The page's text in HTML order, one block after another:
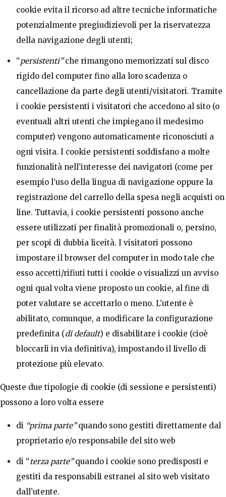
cookie evita il ricorso ad altre tecniche informatiche
potenzialmente pregiudizievoli per la riservatezza
della navigazione degli utenti;
“persistenti”che rimangono memorizzati sul disco
rigido del computer fino alla loro scadenza o
cancellazione da parte degli utenti/visitatori. Tramite
i cookie persistenti i visitatori che accedono al sito (o
eventuali altri utenti che impiegano il medesimo
computer) vengono automaticamente riconosciuti a
ogni visita. I cookie persistenti soddisfano a molte
funzionalità nell’interesse dei navigatori (come per
esempio l’uso della lingua di navigazione oppure la
registrazione del carrello della spesa negli acquisti on
line. Tuttavia, i cookie persistenti possono anche
essere utilizzati per finalità promozionali o, persino,
per scopi di dubbia liceità. I visitatori possono
impostare il browser del computer in modo tale che
esso accetti/rifiuti tutti i cookie o visualizzi un avviso
ogni qual volta viene proposto un cookie, al fine di
poter valutare se accettarlo o meno. L’utente è
abilitato, comunque, a modificare la configurazione
predefinita (di default) e disabilitare i cookie (cioè
bloccarli in via definitiva), impostando il livello di
protezione più elevato.
Queste due tipologie di cookie (di sessione e persistenti)
possono a loro volta essere
di “prima parte”quando sono gestiti direttamente dal
proprietario e/o responsabile del sito web
di “terza parte”quando i cookie sono predisposti e
gestiti da responsabili estranei al sito web visitato
dall’utente.